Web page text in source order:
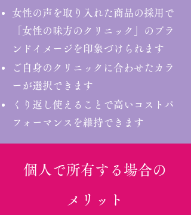
女性の声を取り入れた商品の採用で
「女性の味方のクリニック」のブラ
ンドイメージを印象づけられます
ご自身のクリニックに合わせたカラ
ーが選択できます
くり返し使えることで高いコストパ
フォーマンスを維持できます
個人で所有する場合の
メリット